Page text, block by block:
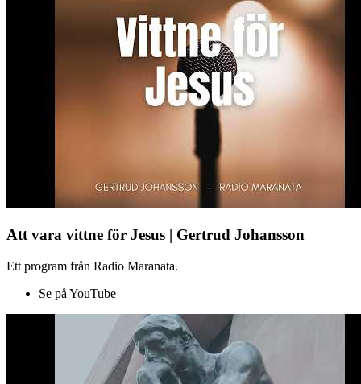
Att vara vittne för Jesus | Gertrud Johansson
Ett program från Radio Maranata.
Se på YouTube